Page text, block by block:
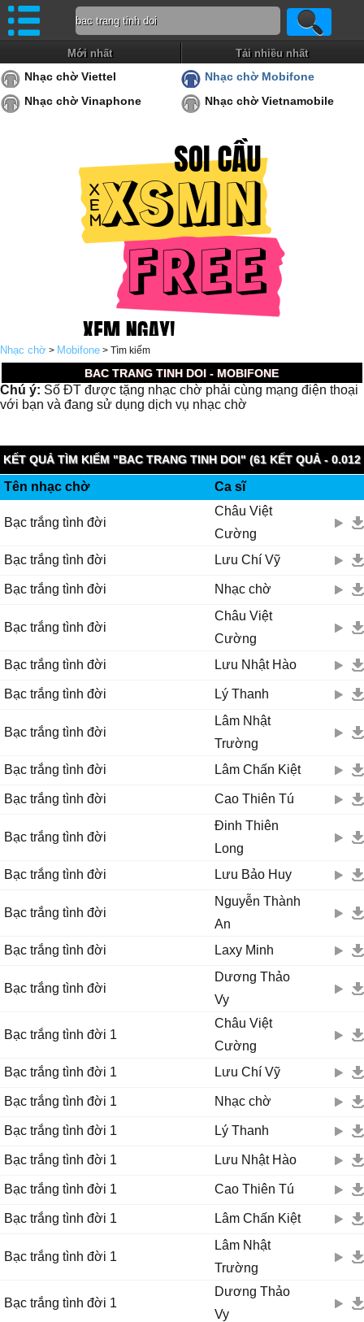
Mới nhất Tải nhiều nhất
Nhạc chờ Viettel
Nhạc chờ Mobifone
Nhạc chờ Vinaphone
Nhạc chờ Vietnamobile
Nhạc chờ > Mobifone > Tìm kiếm
BAC TRANG TINH DOI - MOBIFONE
Chú ý: Số ĐT được tặng nhạc chờ phải cùng mạng điện thoại
với bạn và đang sử dụng dịch vụ nhạc chờ
KẾT QUẢ TÌM KIẾM "BAC TRANG TINH DOI" (61 KẾT QUẢ - 0.012
Tên nhạc chờ Ca sĩ
Bạc trắng tình đời
Châu Việt
Cường
Bạc trắng tình đời
Lưu Chí Vỹ
Bạc trắng tình đời Nhạc chờ
Bạc trắng tình đời
Châu Việt
Cường
Bạc trắng tình đời
Lưu Nhật Hào
Bạc trắng tình đời Lý Thanh
Bạc trắng tình đời
Lâm Nhật
Trường
Bạc trắng tình đời
Lâm Chấn Kiệt
Bạc trắng tình đời Cao Thiên Tú
Bạc trắng tình đời
Đinh Thiên
Long
Bạc trắng tình đời
Lưu Bảo Huy
Bạc trắng tình đời
Nguyễn Thành
An
Bạc trắng tình đời
Laxy Minh
Bạc trắng tình đời
Dương Thảo
Vy
Bạc trắng tình đời 1
Châu Việt
Cường
Bạc trắng tình đời 1
Lưu Chí Vỹ
Bạc trắng tình đời 1 Nhạc chờ
Bạc trắng tình đời 1 Lý Thanh
Bạc trắng tình đời 1 Lưu Nhật Hào
Bạc trắng tình đời 1 Cao Thiên Tú
Bạc trắng tình đời 1 Lâm Chấn Kiệt
Bạc trắng tình đời 1
Lâm Nhật
Trường
Bạc trắng tình đời 1
Dương Thảo
Vy